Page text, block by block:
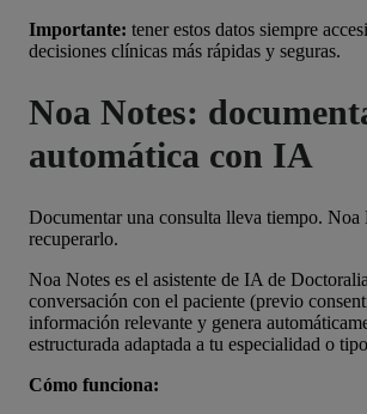
Importante: tener estos datos siempre
decisiones clínicas más rápidas y seguras.
Noa Notes:
automática con IA
Documentar una consulta lleva tiempo. Noa
recuperarlo.
Noa Notes es el asistente de IA de
conversación con el paciente (previo
información relevante y genera
estructurada adaptada a tu especialidad o
Cómo funciona: